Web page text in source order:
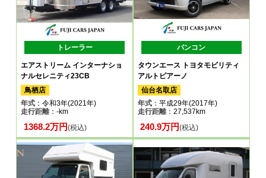
トレーラー
エアストリーム インターナショ
ナルセレニティ23CB
鳥栖店
年式 ：令和3年(2021年)
走行距離：-km
1368.2万円(税込)
バンコン
タウンエース トヨタモビリティ
アルトピアーノ
仙台名取店
年式：平成29年(2017年)
走行距離：27,537km
240.9万円(税込)